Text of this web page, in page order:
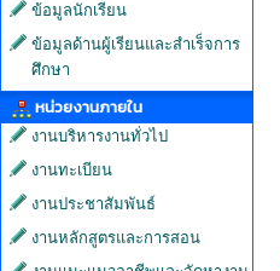
ข้อมูลนักเรียน
ข้อมูลด้านผู้เรียนและสำเร็จการ
ศึกษา
หน่วยงานภายใน
งานบริหารงานทั่วไป
งานทะเบียน
งานประชาสัมพันธ์
งานหลักสูตรและการสอน